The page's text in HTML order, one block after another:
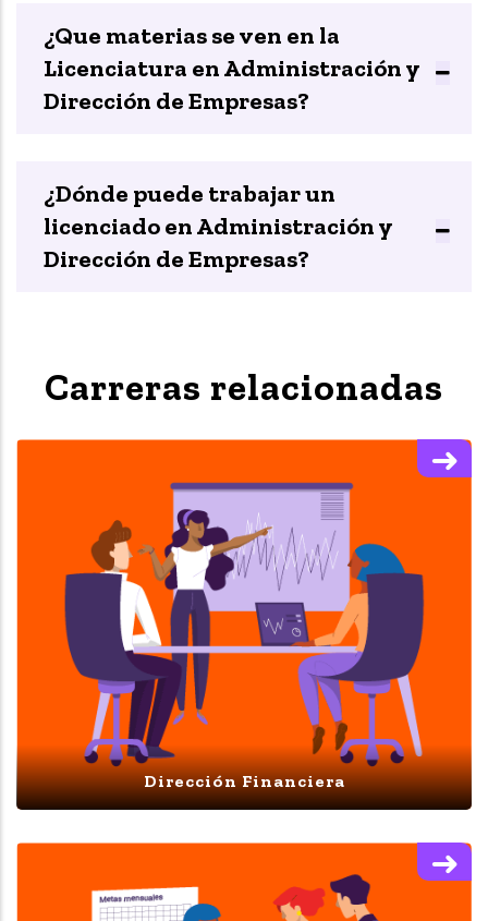
¿Que materias se ven en la
Licenciatura en Administración y
Dirección de Empresas?
¿Dónde puede trabajar un
licenciado en Administración y
Dirección de Empresas?
Carreras relacionadas
Dirección Financiera